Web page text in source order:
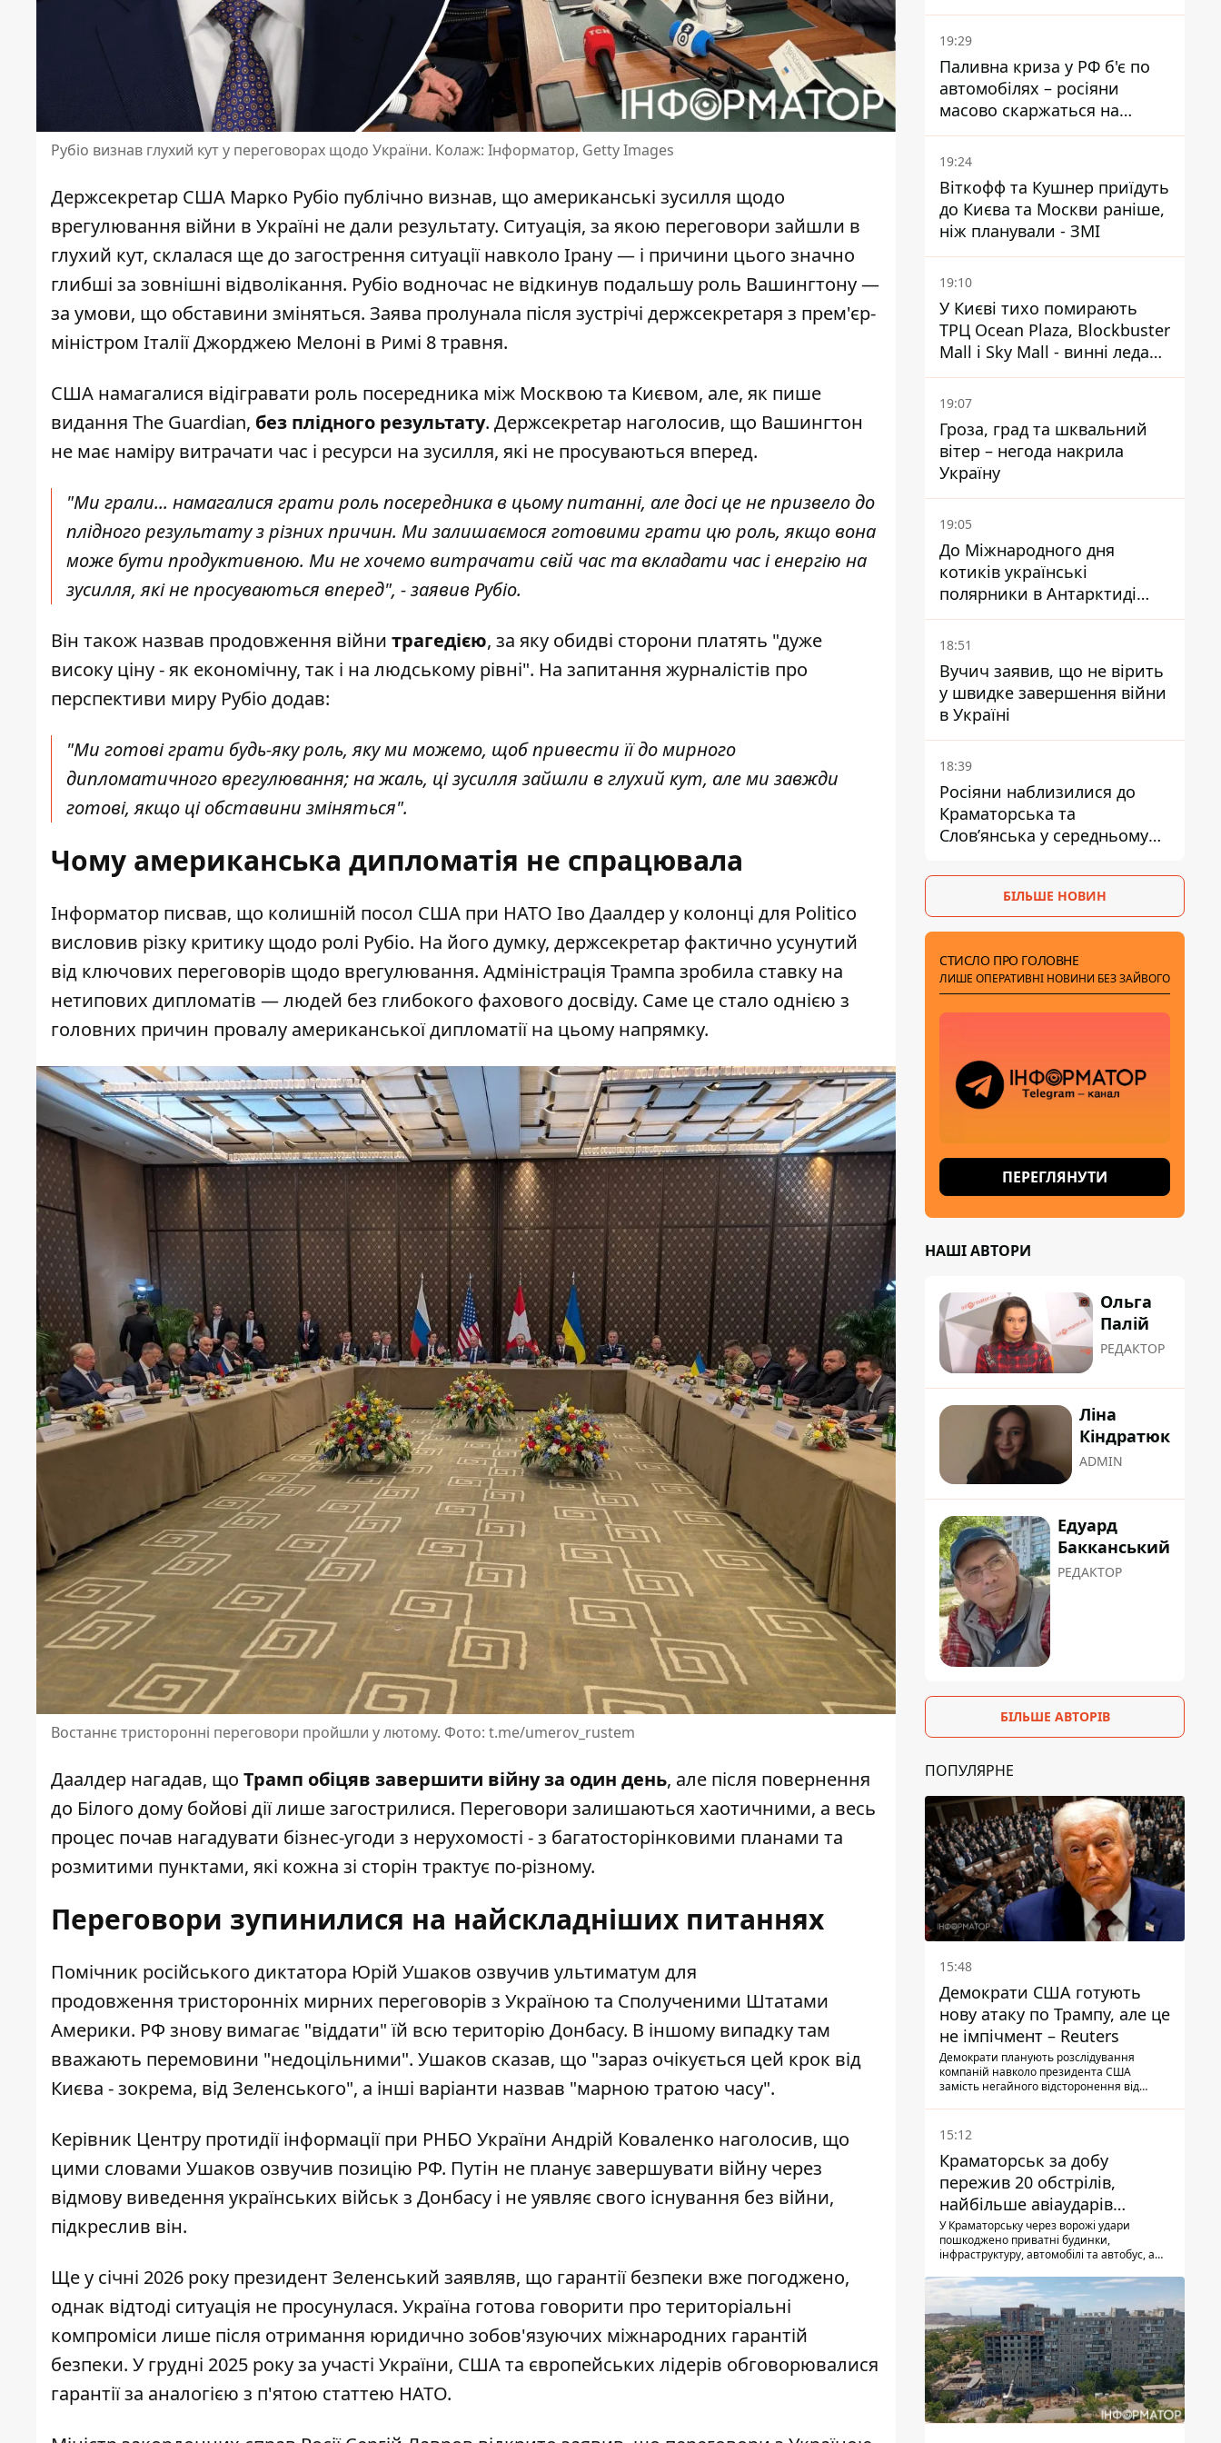
Рубіо визнав глухий кут у переговорах щодо України. Колаж: Інформатор, Getty Images
Держсекретар США Марко Рубіо публічно визнав, що американські зусилля щодо
врегулювання війни в Україні не дали результату. Ситуація, за якою переговори зайшли в
глухий кут, склалася ще до загострення ситуації навколо Ірану — і причини цього значно
глибші за зовнішні відволікання. Рубіо водночас не відкинув подальшу роль Вашингтону —
за умови, що обставини зміняться. Заява пролунала після зустрічі держсекретаря з прем'єр-
міністром Італії Джорджею Мелоні в Римі 8 травня.
США намагалися відігравати роль посередника між Москвою та Києвом, але, як пише
видання The Guardian, без плідного результату. Держсекретар наголосив, що Вашингтон
не має наміру витрачати час і ресурси на зусилля, які не просуваються вперед.
"Ми грали... намагалися грати роль посередника в цьому питанні, але досі це не призвело до
плідного результату з різних причин. Ми залишаємося готовими грати цю роль, якщо вона
може бути продуктивною. Ми не хочемо витрачати свій час та вкладати час і енергію на
зусилля, які не просуваються вперед", - заявив Рубіо.
Він також назвав продовження війни трагедією, за яку обидві сторони платять "дуже
високу ціну - як економічну, так і на людському рівні". На запитання журналістів про
перспективи миру Рубіо додав:
"Ми готові грати будь-яку роль, яку ми можемо, щоб привести її до мирного
дипломатичного врегулювання; на жаль, ці зусилля зайшли в глухий кут, але ми завжди
готові, якщо ці обставини зміняться".
Чому американська дипломатія не спрацювала
Інформатор писвав, що колишній посол США при НАТО Іво Даалдер у колонці для Politico
висловив різку критику щодо ролі Рубіо. На його думку, держсекретар фактично усунутий
від ключових переговорів щодо врегулювання. Адміністрація Трампа зробила ставку на
нетипових дипломатів — людей без глибокого фахового досвіду. Саме це стало однією з
головних причин провалу американської дипломатії на цьому напрямку.
Востаннє тристоронні переговори пройшли у лютому. Фото: t.me/umerov_rustem
Даалдер нагадав, що Трамп обіцяв завершити війну за один день, але після повернення
до Білого дому бойові дії лише загострилися. Переговори залишаються хаотичними, а весь
процес почав нагадувати бізнес-угоди з нерухомості - з багатосторінковими планами та
розмитими пунктами, які кожна зі сторін трактує по-різному.
Переговори зупинилися на найскладніших питаннях
Помічник російського диктатора Юрій Ушаков озвучив ультиматум для
продовження тристоронніх мирних переговорів з Україною та Сполученими Штатами
Америки. РФ знову вимагає "віддати" їй всю територію Донбасу. В іншому випадку там
вважають перемовини "недоцільними". Ушаков сказав, що "зараз очікується цей крок від
Києва - зокрема, від Зеленського", а інші варіанти назвав "марною тратою часу".
Керівник Центру протидії інформації при РНБО України Андрій Коваленко наголосив, що
цими словами Ушаков озвучив позицію РФ. Путін не планує завершувати війну через
відмову виведення українських військ з Донбасу і не уявляє свого існування без війни,
підкреслив він.
Ще у січні 2026 року президент Зеленський заявляв, що гарантії безпеки вже погоджено,
однак відтоді ситуація не просунулася. Україна готова говорити про територіальні
компроміси лише після отримання юридично зобов'язуючих міжнародних гарантій
безпеки. У грудні 2025 року за участі України, США та європейських лідерів обговорювалися
гарантії за аналогією з п'ятою статтею НАТО.
Міноборони країни
19:29
Паливна криза у РФ б'є по
автомобілях – росіяни
масово скаржаться на
поломки через неякісний
бензин
19:24
Віткофф та Кушнер приїдуть
до Києва та Москви раніше,
ніж планували - ЗМІ
19:10
У Києві тихо помирають
ТРЦ Ocean Plaza, Blockbuster
Mall і Sky Mall - винні ледачі
менеджери й канібалізм
19:07
Гроза, град та шквальний
вітер – негода накрила
Україну
19:05
До Міжнародного дня
котиків українські
полярники в Антарктиді
показали своїх
18:51
Вучич заявив, що не вірить
у швидке завершення війни
в Україні
18:39
Росіяни наблизилися до
Краматорська та
Слов’янська у середньому
попередив про посилення
БІЛЬШЕ НОВИН
СТИСЛО ПРО ГОЛОВНЕ
ЛИШЕ ОПЕРАТИВНІ НОВИНИ БЕЗ ЗАЙВОГО
ПЕРЕГЛЯНУТИ
НАШІ АВТОРИ
Ольга
Палій
РЕДАКТОР
Ліна
Кіндратюк
ADMIN
Едуард
Бакканський
РЕДАКТОР
БІЛЬШЕ АВТОРІВ
ПОПУЛЯРНЕ
15:48
Демократи США готують
нову атаку по Трампу, але це
не імпічмент – Reuters
Демократи планують розслідування
компаній навколо президента США
замість негайного відсторонення від
15:12
Краматорськ за добу
пережив 20 обстрілів,
найбільше авіаударів
КАБ-250
У Краматорську через ворожі удари
пошкоджено приватні будинки,
інфраструктуру, автомобілі та автобус, а
одна людина і ще 15 отримали поранення